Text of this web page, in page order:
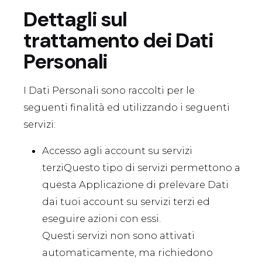
Dettagli sul
trattamento dei Dati
Personali
I Dati Personali sono raccolti per le
seguenti finalità ed utilizzando i seguenti
servizi:
Accesso agli account su servizi
terziQuesto tipo di servizi permettono a
questa Applicazione di prelevare Dati
dai tuoi account su servizi terzi ed
eseguire azioni con essi.
Questi servizi non sono attivati
automaticamente, ma richiedono